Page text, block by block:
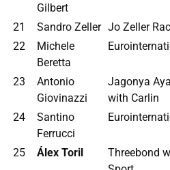
Gilbert
21 Sandro Zeller Jo Zeller
22
Michele
Beretta
23
Antonio
Giovinazzi
Jagonya
with Carlin
24
Santino
Ferrucci
25 Álex Toril
Threebond